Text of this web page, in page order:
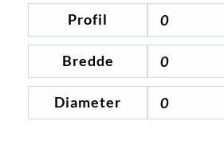
Profil 0
Bredde 0
Diameter 0